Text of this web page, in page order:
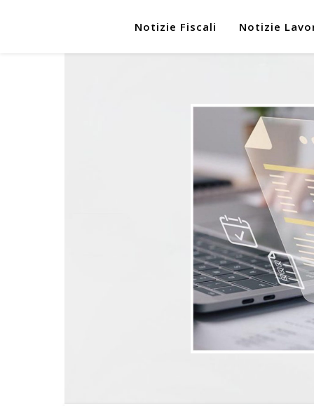
Notizie Fiscali Notizie